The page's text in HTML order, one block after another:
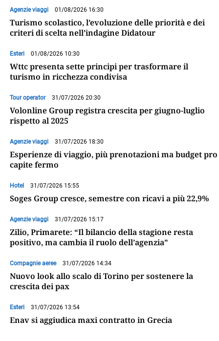
Agenzie viaggi 01/08/2026 16:30
Turismo scolastico, l’evoluzione delle priorità e dei
criteri di scelta nell’indagine Didatour
Esteri 01/08/2026 10:30
Wttc presenta sette principi per trasformare il
turismo in ricchezza condivisa
Tour operator 31/07/2026 20:30
Volonline Group registra crescita per giugno-luglio
rispetto al 2025
Agenzie viaggi 31/07/2026 18:30
Esperienze di viaggio, più prenotazioni ma budget pro
capite fermo
Hotel 31/07/2026 15:55
Soges Group cresce, semestre con ricavi a più 22,9%
Agenzie viaggi 31/07/2026 15:17
Zilio, Primarete: “Il bilancio della stagione resta
positivo, ma cambia il ruolo dell’agenzia”
Compagnie aeree 31/07/2026 14:34
Nuovo look allo scalo di Torino per sostenere la
crescita dei pax
Esteri 31/07/2026 13:54
Enav si aggiudica maxi contratto in Grecia